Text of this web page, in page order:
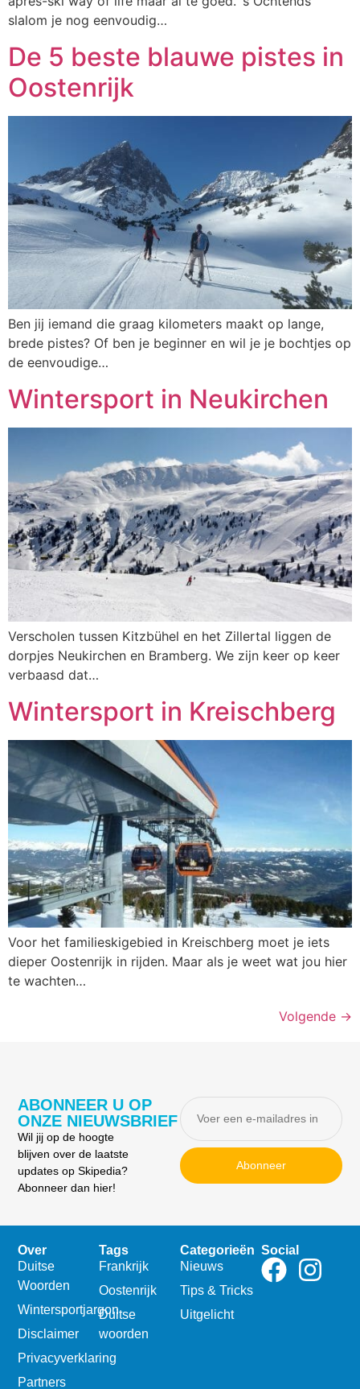
slalom je nog eenvoudig…
De 5 beste blauwe pistes in
Oostenrijk
Ben jij iemand die graag kilometers maakt op lange,
brede pistes? Of ben je beginner en wil je je bochtjes op
de eenvoudige…
Wintersport in Neukirchen
Verscholen tussen Kitzbühel en het Zillertal liggen de
dorpjes Neukirchen en Bramberg. We zijn keer op keer
verbaasd dat…
Wintersport in Kreischberg
Voor het familieskigebied in Kreischberg moet je iets
dieper Oostenrijk in rijden. Maar als je weet wat jou hier
te wachten…
Volgende →
ABONNEER U OP
ONZE NIEUWSBRIEF
Wil jij op de hoogte
blijven over de laatste
updates op Skipedia?
Abonneer dan hier!
Abonneer
Over
Duitse
Woorden
Wintersportjargon
Disclaimer
Privacyverklaring
Partners
Tags
Frankrijk
Oostenrijk
Duitse
woorden
Categorieën
Nieuws
Tips & Tricks
Uitgelicht
Social